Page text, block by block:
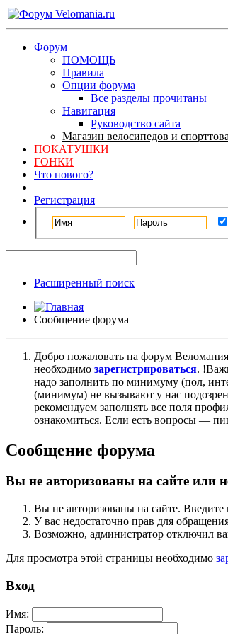
Форум
ПОМОЩЬ
Правила
Опции форума
Все разделы прочитаны
Навигация
Руководство сайта
Магазин велосипедов и
ПОКАТУШКИ
ГОНКИ
Что нового?
Регистрация
Расширенный поиск
Сообщение форума
Добро пожаловать на форум
необходимо зарегистрироваться.
надо заполнить по минимуму (пол,
(минимум) не вызывают у нас
рекомендуем заполнять все поля
ознакомиться. Если есть вопросы —
Сообщение форума
Вы не авторизованы на сайте или
Вы не авторизованы на сайте. Введите
У вас недостаточно прав для
Возможно, администратор отключил
Для просмотра этой страницы необходимо
Вход
Имя:
Пароль: